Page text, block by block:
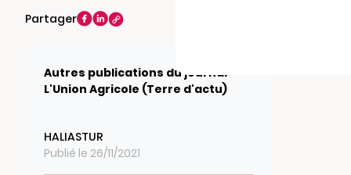
Partager
Autres publications du journal
L'Union Agricole (Terre d'actu)
HALIASTUR
Publié le 26/11/2021